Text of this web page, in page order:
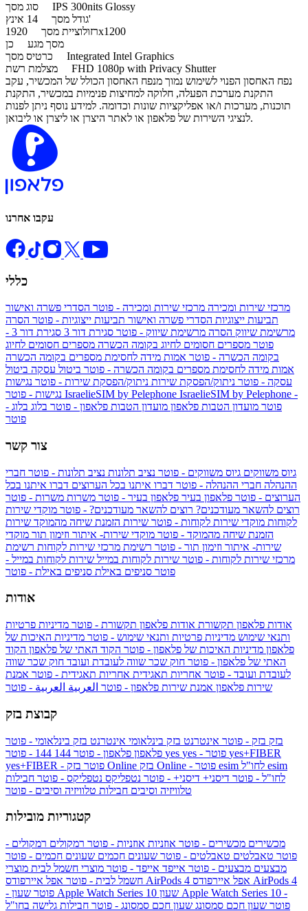
סוג מסך IPS 300nits Glossy
גודל מסך14 אינץ'
רזולוציית מסך1920x1200
מסך מגע כן
כרטיס מסך Integrated Intel Graphics
מצלמת רשת FHD 1080p with Privacy Shutter
נפח האחסון הפנוי לשימוש נמוך מנפח האחסון הכולל של המכשיר, עקב
התקנת מערכת הפעלה, חלוקה למחיצות פנימיות במכשיר, התקנת
תוכנות, מערכות ו/או אפליקציות שונות וכדומה. למידע נוסף ניתן לפנות
לנציגי השירות של פלאפון או לאתר היצרן או ליצרן או ליבואן.
עקבו אחרנו
כללי
מרכזי שירות ומכירה מרכזי שירות ומכירה - פוטר הסדרי פשרה ואישור
תביעות ייצוגיות הסדרי פשרה ואישור תביעות ייצוגיות - פוטר הסרה
מרשימת שיווק הסרה מרשימת שיווק - פוטר סגירת דור 3
סגירת דור 3 -
פוטר מספרים חסומים לחיוג בקומה הכשרה מספרים חסומים לחיוג
בקומה הכשרה - פוטר אמות מידה לחסימת מספרים בקומה הכשרה
אמות מידה לחסימת מספרים בקומה הכשרה - פוטר ביטול עסקה ביטול
עסקה - פוטר ניתוק/הפסקת שירות ניתוק/הפסקת שירות - פוטר נגישות
IsraelieSIM by Pelephone IsraelieSIM by Pelephone -
פוטר מועדון הטבות פלאפון מועדון הטבות פלאפון - פוטר בלוג בלוג -
פוטר
צור קשר
גיוס משווקים גיוס משווקים - פוטר נציב תלונות נציב תלונות - פוטר חברי
ההנהלה חברי ההנהלה - פוטר דברו איתנו בכל הערוצים דברו איתנו בכל
הערוצים - פוטר פלאפון בעיר פלאפון בעיר - פוטר משרות משרות - פוטר
רוצים להשאר מעודכנים? רוצים להשאר מעודכנים? - פוטר מוקדי שירות
לקוחות מוקדי שירות לקוחות - פוטר שירות הזמנת שיחה מהמוקד שירות
הזמנת שיחה מהמוקד - פוטר מוקדי שירות- איתור וזימון תור מוקדי
שירות- איתור וזימון תור - פוטר רשימת מרכזי שירות לקוחות רשימת
מרכזי שירות לקוחות - פוטר שירות לקוחות במייל שירות לקוחות במייל -
פוטר סניפים באילת סניפים באילת - פוטר
אודות
אודות פלאפון תקשורת אודות פלאפון תקשורת - פוטר מדיניות פרטיות
ותנאי שימוש מדיניות פרטיות ותנאי שימוש - פוטר מדיניות האיכות של
פלאפון מדיניות האיכות של פלאפון - פוטר הקוד האתי של פלאפון הקוד
האתי של פלאפון - פוטר חוק שכר שווה לעובדת ועובד חוק שכר שווה
לעובדת ועובד - פוטר אחריות תאגידית אחריות תאגידית - פוטר אמנת
שירות פלאפון אמנת שירות פלאפון - פוטר العربية العربية - פוטר
קבוצת בזק
בזק בזק - פוטר אינטרנט בזק בינלאומי אינטרנט בזק בינלאומי - פוטר
פלאפון פלאפון - פוטר 144 yes
yes+FIBER
yes+FIBER - פוטר בזק Online
esim
לחו"ל - פוטר דיסני+ דיסני+ - פוטר נטפליקס נטפליקס - פוטר חבילות
טלוויזיה וסיבים חבילות טלוויזיה וסיבים - פוטר
קטגוריות מובילות
מכשירים מכשירים - פוטר אוזניות אוזניות - פוטר רמקולים רמקולים -
פוטר טאבלטים טאבלטים - פוטר שעונים חכמים שעונים חכמים - פוטר
מבצעים מבצעים - פוטר אייפד אייפד - פוטר מוצרי חשמל לבית מוצרי
חשמל לבית - פוטר אפל איירפודס AirPods 4 אפל איירפודס AirPods 4
- פוטר שעון Apple Watch Series 10 שעון Apple Watch Series 10 -
פוטר שעון חכם סמסונג שעון חכם סמסונג - פוטר חבילות גלישה בחו"ל